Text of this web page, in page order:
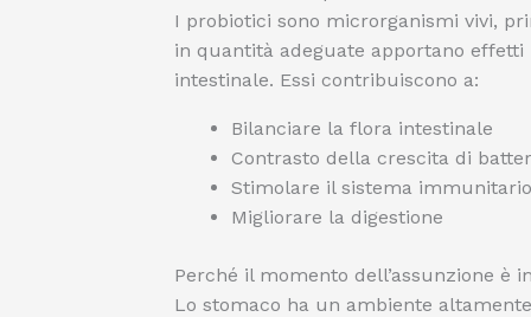
I probiotici sono microrganismi vivi,
in quantità adeguate apportano
intestinale. Essi contribuiscono a:
Bilanciare la flora intestinale
Contrasto della crescita di
Stimolare il sistema immunitario
Migliorare la digestione
Perché il momento dell’assunzione è
Lo stomaco ha un ambiente